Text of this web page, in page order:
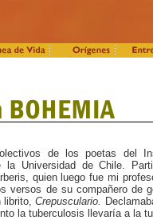
de los poetas del
Universidad de Chile.
quien luego fue mi
versos de su compañero de
librito,Crepusculario.
la tuberculosis llevaría a la